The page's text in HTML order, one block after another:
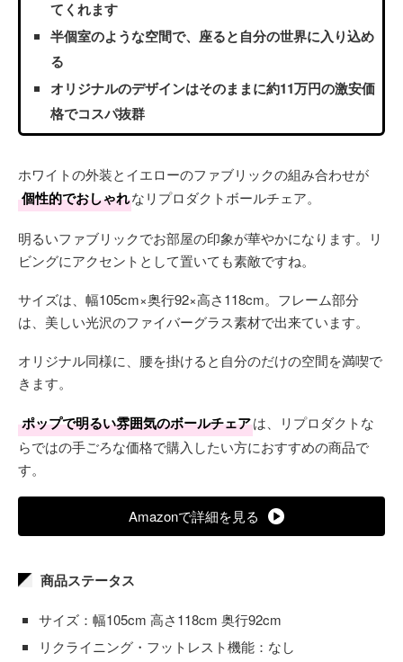
てくれます
半個室のような空間で、座ると自分の世界に入り込め
る
オリジナルのデザインはそのままに約11万円の激安価
格でコスパ抜群
ホワイトの外装とイエローのファブリックの組み合わせが
個性的でおしゃれなリプロダクトボールチェア。
明るいファブリックでお部屋の印象が華やかになります。リ
ビングにアクセントとして置いても素敵ですね。
サイズは、幅105cm×奥行92×高さ118cm。フレーム部分
は、美しい光沢のファイバーグラス素材で出来ています。
オリジナル同様に、腰を掛けると自分のだけの空間を満喫で
きます。
ポップで明るい雰囲気のボールチェアは、リプロダクトな
らではの手ごろな価格で購入したい方におすすめの商品で
す。
Amazonで詳細を見る
商品ステータス
サイズ：幅105cm 高さ118cm 奥行92cm
リクライニング・フットレスト機能：なし